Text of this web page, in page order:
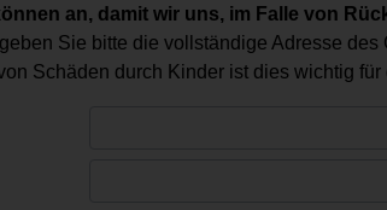
an, damit wir uns, im Falle von
Sie bitte die vollständige Adresse
Schäden durch Kinder ist dies wichtig